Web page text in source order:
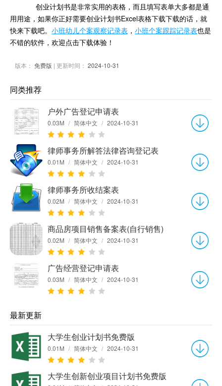
创业计划书是非常实用的表格，而且填写表单大多都是通
用用途，如果你正好需要创业计划书Excel表格下载下载的话，就
快来下载吧。 小班幼儿个案观察记录表 ， 小班个案跟踪记录表也是
不错的软件，欢迎点击下载体验！
版本： 免费版 | 更新时间： 2024-10-31
同类推荐
户外广告登记申请表
0.03M / 简体中文 / 2024-10-31
律师事务所解答法律咨询登记表
0.01M / 简体中文 / 2024-10-31
律师事务所收结案表
0.02M / 简体中文 / 2024-10-31
商品房项目销售备案表(自行销售)
0.02M / 简体中文 / 2024-10-31
广告经营登记申请表
0.03M / 简体中文 / 2024-10-31
最新更新
大学生创业计划书免费版
0.01M / 简体中文 / 2024-10-31
大学生创新创业项目计划书免费版